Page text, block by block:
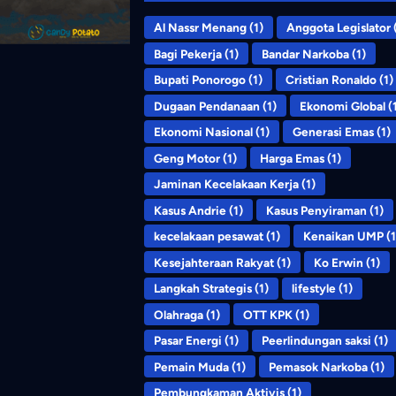
Al Nassr Menang(1) Anggota Legislator
Bagi Pekerja(1) Bandar Narkoba(1)
Bupati Ponorogo(1) Cristian Ronaldo(1)
Dugaan Pendanaan (1) Ekonomi Global
Ekonomi Nasional(1) Generasi Emas(1)
Geng Motor(1) Harga Emas(1)
Jaminan Kecelakaan Kerja(1)
Kasus Andrie(1) Kasus Penyiraman (1)
kecelakaan pesawat(1) Kenaikan UMP
Kesejahteraan Rakyat(1) Ko Erwin (1)
Langkah Strategis(1) lifestyle(1)
Olahraga(1) OTT KPK(1)
Pasar Energi (1) Peerlindungan saksi (1)
Pemain Muda(1) Pemasok Narkoba(1)
Pembungkaman Aktivis(1)